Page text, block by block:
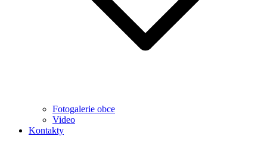
Fotogalerie obce
Video
Kontakty